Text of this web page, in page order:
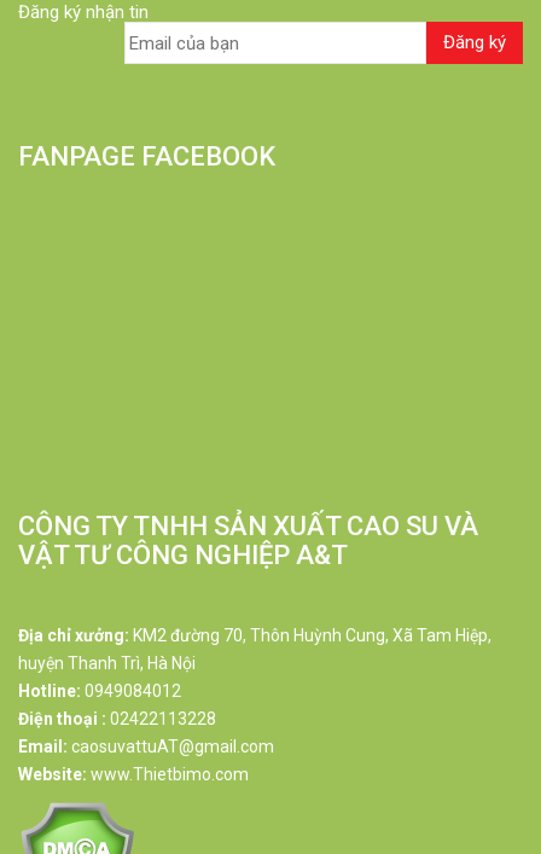
Đăng ký nhận tin
FANPAGE FACEBOOK
CÔNG TY TNHH SẢN XUẤT CAO SU VÀ
VẬT TƯ CÔNG NGHIỆP A&T
Địa chỉ xưởng: KM2 đường 70, Thôn Huỳnh Cung, Xã Tam Hiệp,
huyện Thanh Trì, Hà Nội
Hotline: 0949084012
Điện thoại : 02422113228
Email: caosuvattuAT@gmail.com
Website: www.Thietbimo.com